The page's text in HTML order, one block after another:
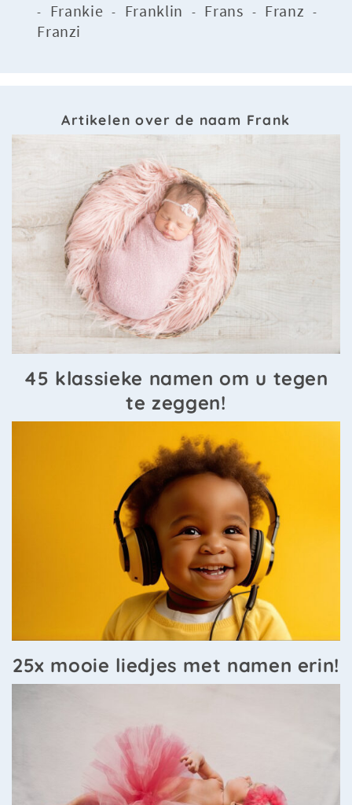
- Frankie - Franklin - Frans - Franz -
Franzi
Artikelen over de naam Frank
45 klassieke namen om u tegen
te zeggen!
25x mooie liedjes met namen erin!